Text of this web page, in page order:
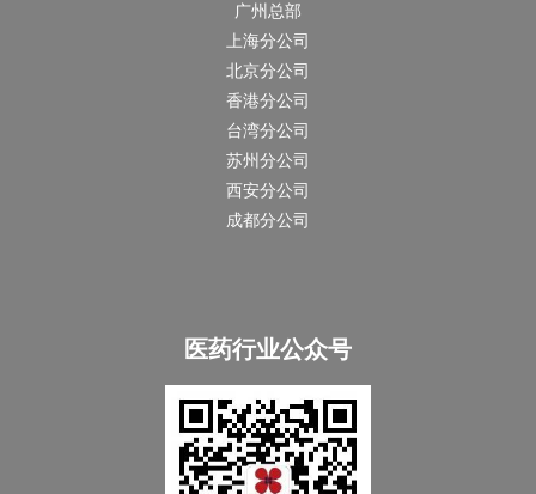
广州总部
上海分公司
北京分公司
香港分公司
台湾分公司
苏州分公司
西安分公司
成都分公司
医药行业公众号